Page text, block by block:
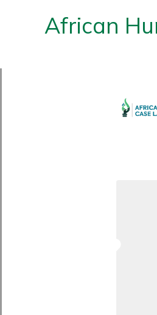
African